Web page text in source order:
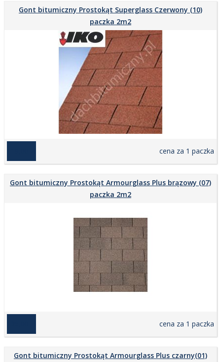
Gont bitumiczny Prostokąt Superglass Czerwony (10)
paczka 2m2
cena za 1 paczka
Gont bitumiczny Prostokąt Armourglass Plus brązowy (07)
paczka 2m2
cena za 1 paczka
Gont bitumiczny Prostokąt Armourglass Plus czarny(01)